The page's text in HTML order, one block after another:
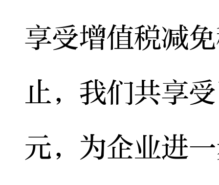
享受增值税减
止，我们共享
元，为企业进